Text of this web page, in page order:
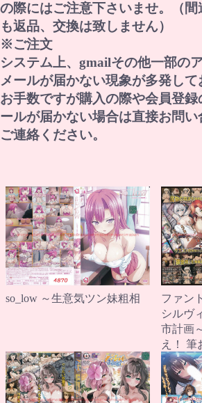
の際にはご注意下さいませ。（
も返品、交換は致しません）
※ご注文
システム上、gmailその他一部の
メールが届かない現象が多発して
お手数ですが購入の際や会員登録
ールが届かない場合は直接お問
ご連絡ください。
so_low ～生意気ツン妹粗相
ファン
シルヴ
市計画
え！ 筆